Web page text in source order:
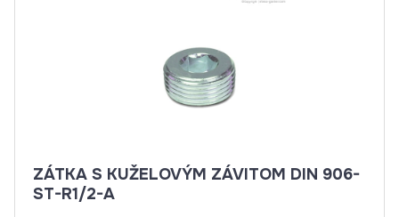
ZÁTKA S KUŽELOVÝM ZÁVITOM DIN 906-
ST-R1/2-A